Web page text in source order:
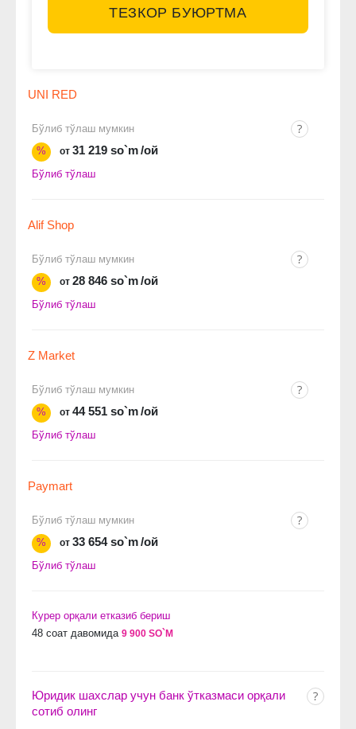
ТЕЗКОР БУЮРТМА
UNI RED
Бўлиб тўлаш мумкин
%
от 31 219 so`m/ой
Бўлиб тўлаш
Alif Shop
Бўлиб тўлаш мумкин
%
от 28 846 so`m/ой
Бўлиб тўлаш
Z Market
Бўлиб тўлаш мумкин
%
от 44 551 so`m/ой
Бўлиб тўлаш
Paymart
Бўлиб тўлаш мумкин
%
от 33 654 so`m/ой
Бўлиб тўлаш
Курер орқали етказиб бериш
48 соат давомида 9 900 SO`M
Юридик шахслар учун банк ўтказмаси орқали
сотиб олинг